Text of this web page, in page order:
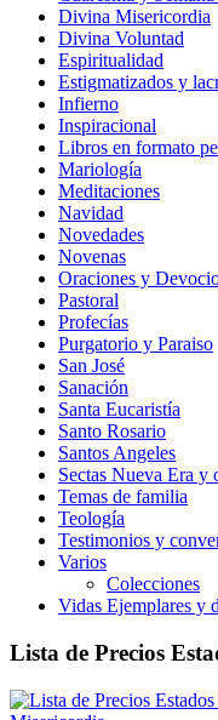
Divina Misericordia
Divina Voluntad
Espiritualidad
Estigmatizados y
Infierno
Inspiracional
Libros en formato
Mariología
Meditaciones
Navidad
Novedades
Novenas
Oraciones y
Pastoral
Profecías
Purgatorio y Paraiso
San José
Sanación
Santa Eucaristía
Santo Rosario
Santos Angeles
Sectas Nueva Era y
Temas de familia
Teología
Testimonios y
Varios
Colecciones
Vidas Ejemplares y
Lista de Precios